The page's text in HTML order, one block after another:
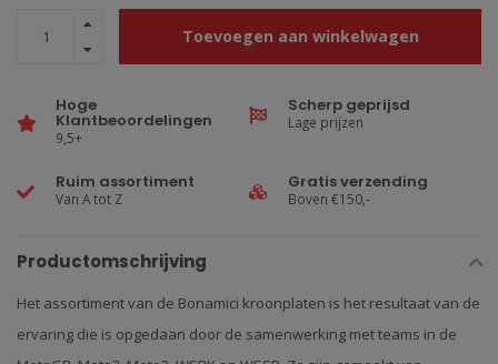
Toevoegen aan winkelwagen
Hoge
Klantbeoordelingen
9,5+
Scherp geprijsd
Lage prijzen
Ruim assortiment
Van A tot Z
Gratis verzending
Boven €150,-
Productomschrijving
Het assortiment van de Bonamici kroonplaten is het resultaat van de
ervaring die is opgedaan door de samenwerking met teams in de